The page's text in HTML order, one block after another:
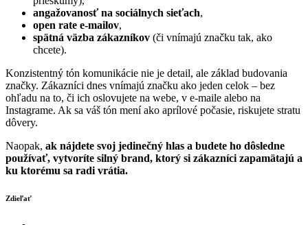
angažovanosť na sociálnych sieťach,
open rate e-mailov,
spätná väzba zákazníkov (či vnímajú značku tak, ako
chcete).
Konzistentný tón komunikácie nie je detail, ale základ budovania
značky. Zákazníci dnes vnímajú značku ako jeden celok – bez
ohľadu na to, či ich oslovujete na webe, v e-maile alebo na
Instagrame. Ak sa váš tón mení ako aprílové počasie, riskujete stratu
dôvery.
Naopak, ak nájdete svoj jedinečný hlas a budete ho dôsledne
používať, vytvoríte silný brand, ktorý si zákazníci zapamätajú a
ku ktorému sa radi vrátia.
Zdieľať